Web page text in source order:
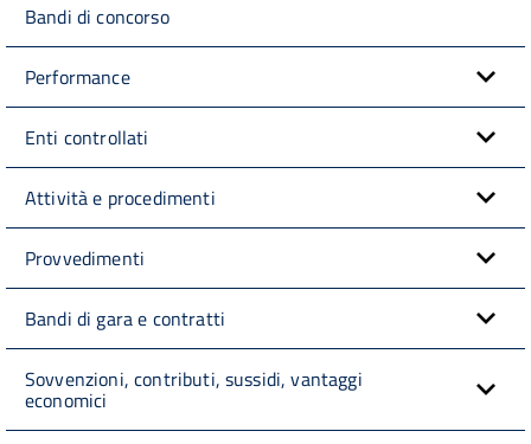
Bandi di concorso
Performance
Enti controllati
Attività e procedimenti
Provvedimenti
Bandi di gara e contratti
Sovvenzioni, contributi, sussidi, vantaggi
economici